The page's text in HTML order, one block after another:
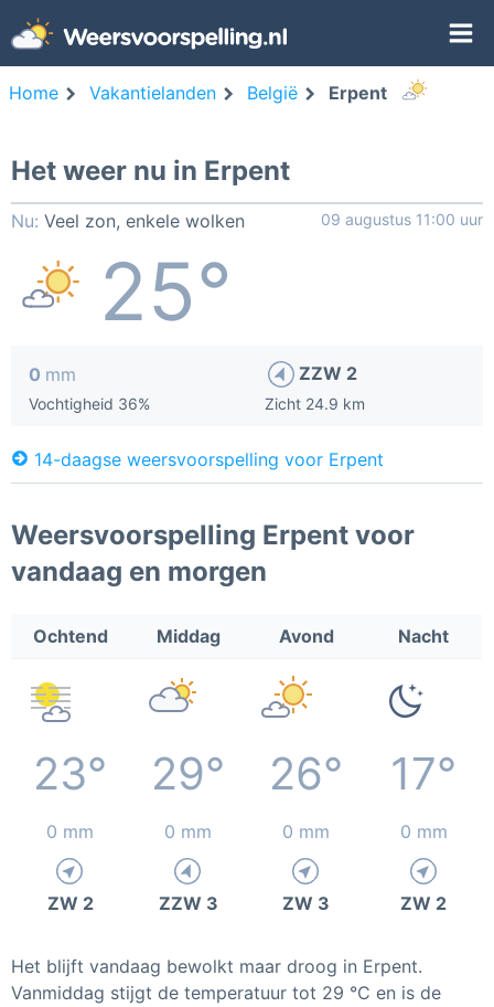
Home Vakantielanden België Erpent
Het weer nu in Erpent
Nu: Veel zon, enkele wolken 09 augustus 11:00 uur
25°
0 mm
Vochtigheid 36%
ZZW 2
Zicht 24.9 km
14-daagse weersvoorspelling voor Erpent
Weersvoorspelling Erpent voor
vandaag en morgen
Ochtend Middag Avond Nacht
23° 29° 26° 17°
0 mm 0 mm 0 mm 0 mm
ZW 2 ZZW 3 ZW 3 ZW 2
Het blijft vandaag bewolkt maar droog in Erpent.
Vanmiddag stijgt de temperatuur tot 29 °C en is de